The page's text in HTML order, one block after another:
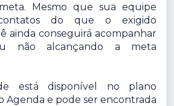
Mesmo que sua equipe
do que o exigido
ainda conseguirá acompanhar
não alcançando a meta
está disponível no plano
Agenda e pode ser encontrada